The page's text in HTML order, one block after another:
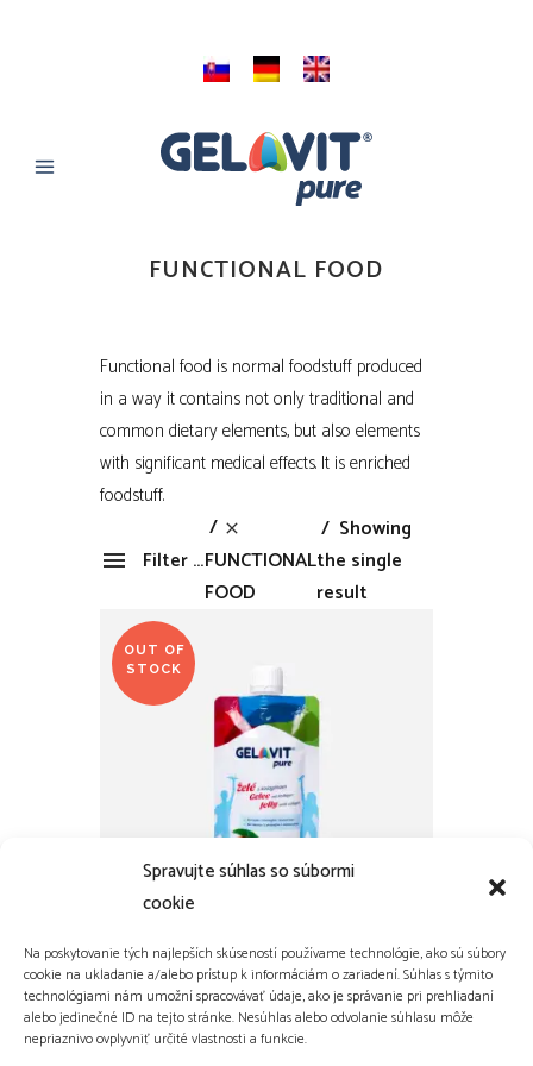
Spravujte súhlas so súbormi
cookie
Na poskytovanie tých najlepších skúseností používame technológie, ako sú súbory
cookie na ukladanie a/alebo prístup k informáciám o zariadení. Súhlas s týmito
technológiami nám umožní spracovávať údaje, ako je správanie pri prehliadaní
alebo jedinečné ID na tejto stránke. Nesúhlas alebo odvolanie súhlasu môže
nepriaznivo ovplyvniť určité vlastnosti a funkcie.
FUNCTIONAL FOOD
Functional food is normal foodstuff produced
in a way it contains not only traditional and
common dietary elements, but also elements
with significant medical effects. It is enriched
foodstuff.
Filter productsFUNCTIONAL
FOOD
Showing
the single
result
FUNCTIONAL FOOD
None
DIETARY SUPPLEMENTS
FUNCTIONAL FOOD
HEALTHY FOOD
OUT OF
STOCK
FUNCTIONAL FOOD
GELAVIT ® JELLY MANGO